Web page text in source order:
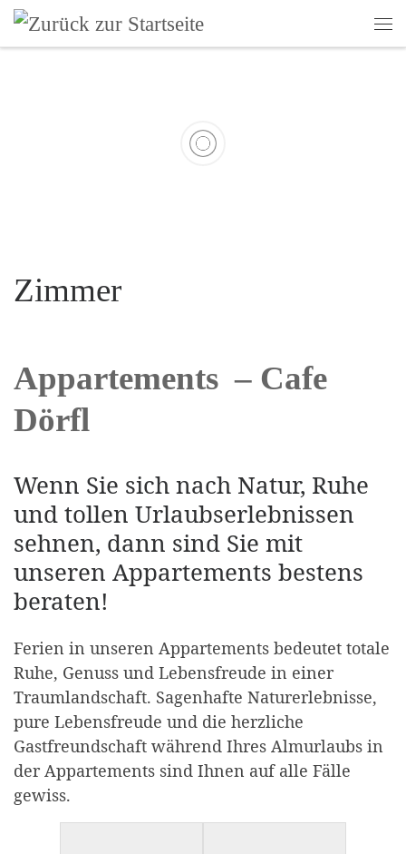
Zum Inhalt springen
Zimmer
Appartements – Cafe
Dörfl
Wenn Sie sich nach Natur, Ruhe
und tollen Urlaubserlebnissen
sehnen, dann sind Sie mit
unseren Appartements bestens
beraten!
Ferien in unseren Appartements bedeutet totale
Ruhe, Genuss und Lebensfreude in einer
Traumlandschaft. Sagenhafte Naturerlebnisse,
pure Lebensfreude und die herzliche
Gastfreundschaft während Ihres Almurlaubs in
der Appartements sind Ihnen auf alle Fälle
gewiss.